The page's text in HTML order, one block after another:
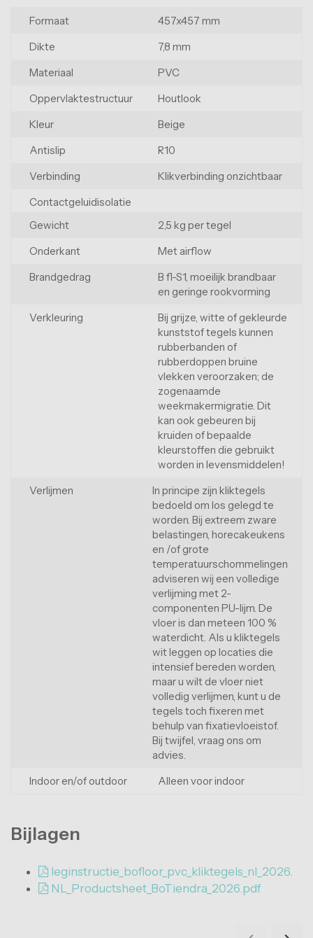
Formaat
457x457 mm
Dikte
7,8 mm
Materiaal
PVC
Oppervlaktestructuur
Houtlook
Kleur
Beige
Antislip
R10
Verbinding
Klikverbinding onzichtbaar
Contactgeluidisolatie
Gewicht
2,5 kg per tegel
Onderkant
Met airflow
Brandgedrag
B fl-S1, moeilijk brandbaar
en geringe rookvorming
Verkleuring
Bij grijze, witte of gekleurde
kunststof tegels kunnen
rubberbanden of
rubberdoppen bruine
vlekken veroorzaken; de
zogenaamde
weekmakermigratie. Dit
kan ook gebeuren bij
kruiden of bepaalde
kleurstoffen die gebruikt
worden in levensmiddelen!
Verlijmen
In principe zijn kliktegels
bedoeld om los gelegd te
worden. Bij extreem zware
belastingen, horecakeukens
en /of grote
temperatuurschommelingen
adviseren wij een volledige
verlijming met 2-
componenten PU-lijm. De
vloer is dan meteen 100 %
waterdicht. Als u kliktegels
wit leggen op locaties die
intensief bereden worden,
maar u wilt de vloer niet
volledig verlijmen, kunt u de
tegels toch fixeren met
behulp van fixatievloeistof.
Bij twijfel, vraag ons om
advies.
Indoor en/of outdoor
Alleen voor indoor
Bijlagen
leginstructie_bofloor_pvc_kliktegels_nl_2026.
NL_Productsheet_BoTiendra_2026.pdf